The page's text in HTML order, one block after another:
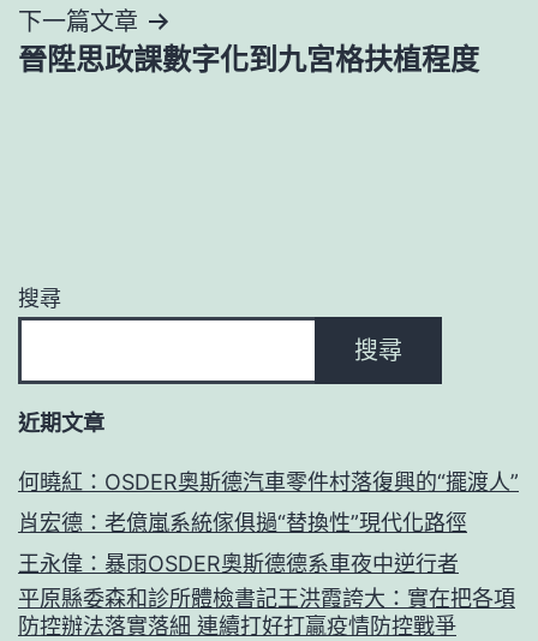
覽
下一篇文章
晉陞思政課數字化到九宮格扶植程度
搜尋
搜尋
近期文章
何曉紅：OSDER奧斯德汽車零件村落復興的“擺渡人”
肖宏德：老億嵐系統傢俱撾“替換性”現代化路徑
王永偉：暴雨OSDER奧斯德德系車夜中逆行者
平原縣委森和診所體檢書記王洪霞誇大：實在把各項
防控辦法落實落細 連續打好打贏疫情防控戰爭